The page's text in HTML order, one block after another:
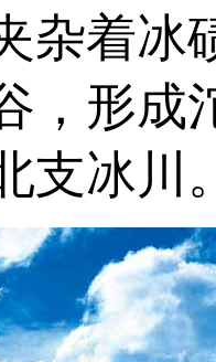
杂着冰
，形成
支冰川